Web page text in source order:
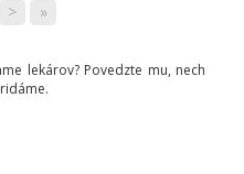
> »
lekárov? Povedzte mu, nech